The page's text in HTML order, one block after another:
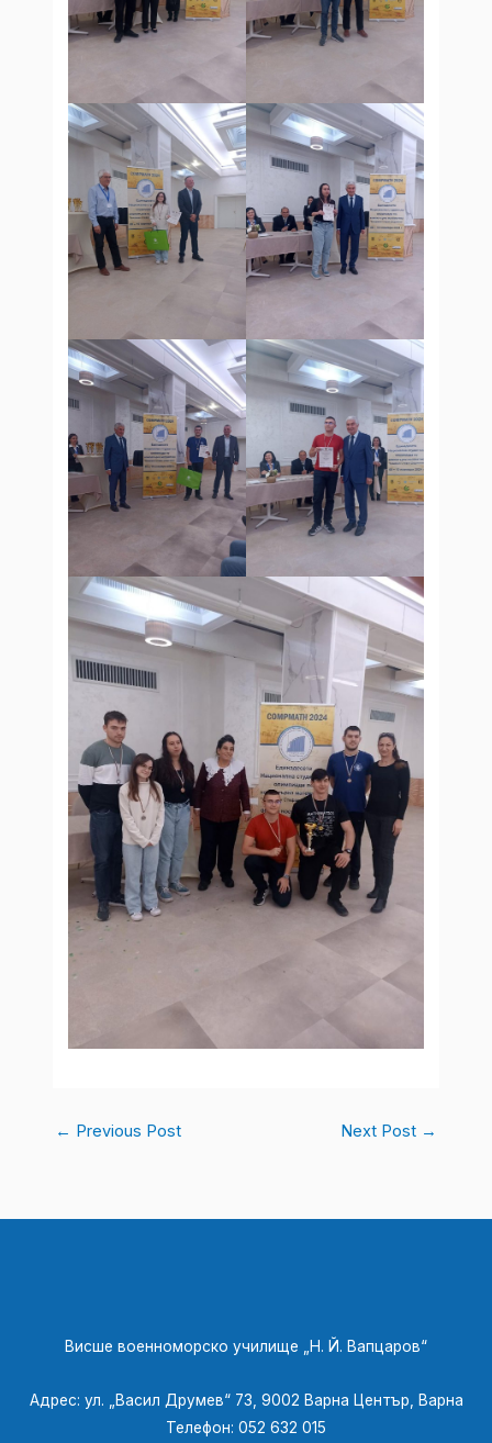
← Previous Post Next Post →
Висше военноморско училище „Н. Й. Вапцаров“
​Адрес: ул. „Васил Друмев“ 73, 9002 Варна Център, Варна
Телефон: 052 632 015